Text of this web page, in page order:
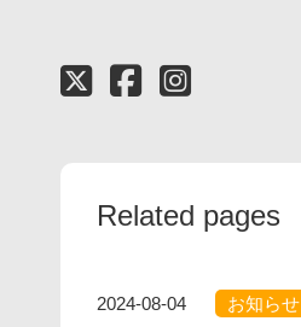
Related pages
2024-08-04
お知らせ